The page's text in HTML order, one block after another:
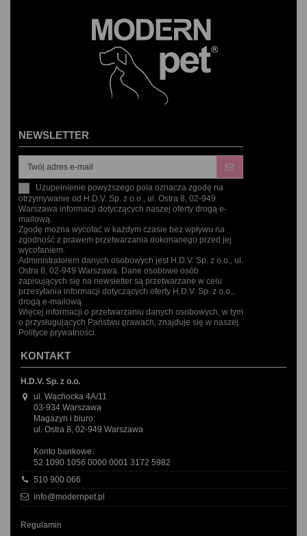
NEWSLETTER
Uzupełnienie powyższego pola oznacza zgodę na
otrzymywanie od H.D.V. Sp. z o.o., ul. Ostra 8, 02-949
Warszawa informacji dotyczących naszej oferty drogą e-
mailową.
Zgodę można wycofać w każdym czasie bez wpływu na
zgodność z prawem przetwarzania dokonanego przed jej
wycofaniem.
Administratorem danych osobowych jest H.D.V. Sp. z o.o., ul.
Ostra 8, 02-949 Warszawa. Dane osobowe osób
zapisujących się na newsletter są przetwarzane w celu
przesyłania informacji dotyczących oferty H.D.V. Sp. z o.o.,
drogą e-mailową.
Więcej informacji o przetwarzaniu danych osobowych, w tym
o przysługujących Państwu prawach, znajduje się w naszej
Polityce prywatności.
KONTAKT
H.D.V. Sp. z o.o.
ul. Wąchocka 4A/11
03-934 Warszawa
Magazyn i biuro:
ul. Ostra 8, 02-949 Warszawa
Konto bankowe:
52 1090 1056 0000 0001 3172 5982
510 900 066
info@modernpet.pl
Regulamin